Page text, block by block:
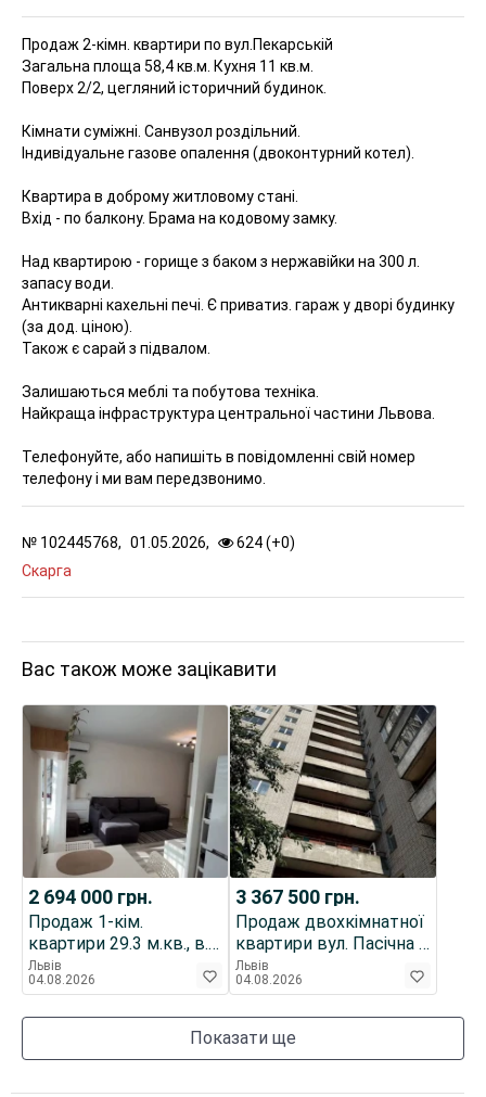
Продаж 2-кімн. квартири по вул.Пекарській
Загальна площа 58,4 кв.м. Кухня 11 кв.м.
Поверх 2/2, цегляний історичний будинок.
Кімнати суміжні. Санвузол роздільний.
Індивідуальне газове опалення (двоконтурний котел).
Квартира в доброму житловому стані.
Вхід - по балкону. Брама на кодовому замку.
Над квартирою - горище з баком з нержавійки на 300 л.
запасу води.
Антикварні кахельні печі. Є приватиз. гараж у дворі будинку
(за дод. ціною).
Також є сарай з підвалом.
Залишаються меблі та побутова техніка.
Найкраща інфраструктура центральної частини Львова.
Телефонуйте, або напишіть в повідомленні свій номер
телефону і ми вам передзвонимо.
№ 102445768, 01.05.2026, 624 (+0)
Скарга
Вас також може зацікавити
2 694 000 грн.
Продаж 1-кім.
квартири 29.3 м.кв., в.
Сосюри
Львів
04.08.2026
3 367 500 грн.
Продаж двохкімнатної
квартири вул. Пасічна /
Личаківська
Львів
04.08.2026
Показати ще